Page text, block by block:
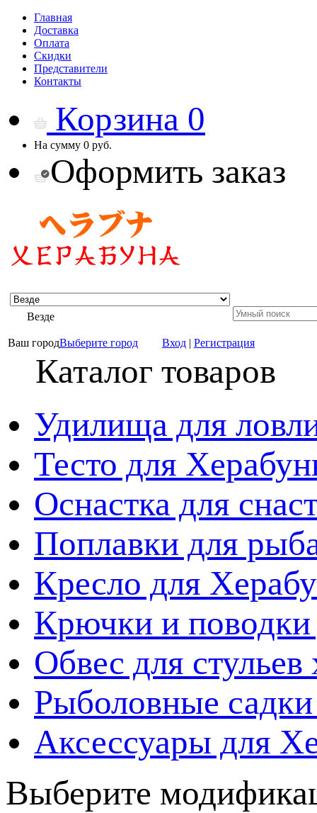
Главная
Доставка
Оплата
Скидки
Представители
Контакты
Корзина 0
На сумму 0 руб.
Оформить заказ
Везде
Ваш городВыберите город Вход | Регистрация
Каталог товаров
Удилища для
Тесто для
Оснастка для
Поплавки для
Кресло для
Крючки и поводки
Обвес для стульев
Рыболовные
Аксессуары для
Выберите